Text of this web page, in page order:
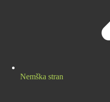
Nemška stran